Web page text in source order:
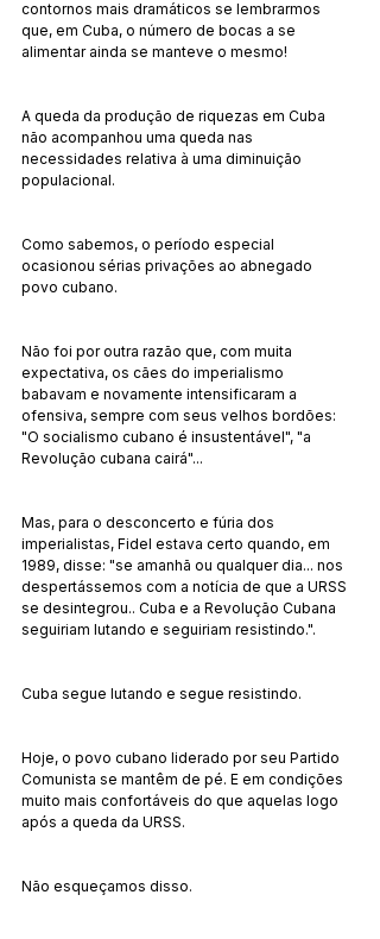
contornos mais dramáticos se lembrarmos
que, em Cuba, o número de bocas a se
alimentar ainda se manteve o mesmo!
A queda da produção de riquezas em Cuba
não acompanhou uma queda nas
necessidades relativa à uma diminuição
populacional.
Como sabemos, o período especial
ocasionou sérias privações ao abnegado
povo cubano.
Não foi por outra razão que, com muita
expectativa, os cães do imperialismo
babavam e novamente intensificaram a
ofensiva, sempre com seus velhos bordões:
"O socialismo cubano é insustentável", "a
Revolução cubana cairá"...
Mas, para o desconcerto e fúria dos
imperialistas, Fidel estava certo quando, em
1989, disse: "se amanhã ou qualquer dia... nos
despertássemos com a notícia de que a URSS
se desintegrou.. Cuba e a Revolução Cubana
seguiriam lutando e seguiriam resistindo.".
Cuba segue lutando e segue resistindo.
Hoje, o povo cubano liderado por seu Partido
Comunista se mantêm de pé. E em condições
muito mais confortáveis do que aquelas logo
após a queda da URSS.
Não esqueçamos disso.